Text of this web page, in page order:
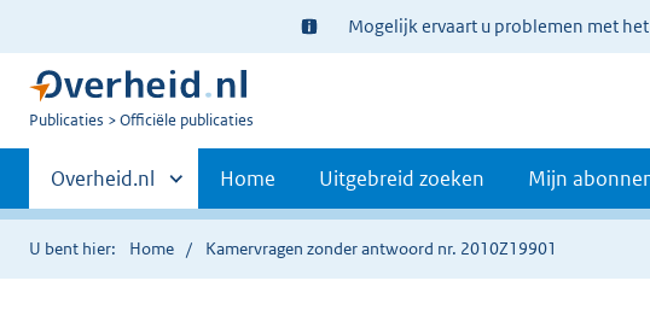
Ter
informatie:
Mogelijk ervaart u problemen met
U
Publicaties Officiële publicaties
Primaire
navigatie
Andere
sites
binnen
Overheid.nl Home Uitgebreid zoeken Mijn
U bent hier: Home Kamervragen zonder antwoord nr. 2010Z19901